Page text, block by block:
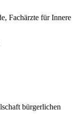
Fachärzte für Innere
bürgerlichen